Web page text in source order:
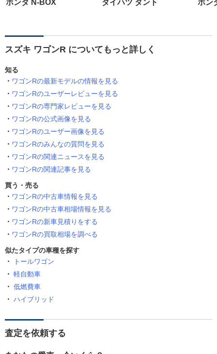
ホンダ N-BOX ダイハツ タント ホン
スズキ ワゴンR についてもっと詳しく
知る
ワゴンRの最新モデルの情報を見る
ワゴンRのユーザーレビューを見る
ワゴンRの専門家レビューを見る
ワゴンRの公式画像を見る
ワゴンRのユーザー画像を見る
ワゴンRのみんなの質問を見る
ワゴンRの関連ニュースを見る
ワゴンRの関連記事を見る
買う・売る
ワゴンRの中古車情報を見る
ワゴンRの中古車相場情報を見る
ワゴンRの新車見積りをする
ワゴンRの買取相場を調べる
似たタイプの車種を探す
トールワゴン
軽自動車
低燃費車
ハイブリッド
査定を依頼する